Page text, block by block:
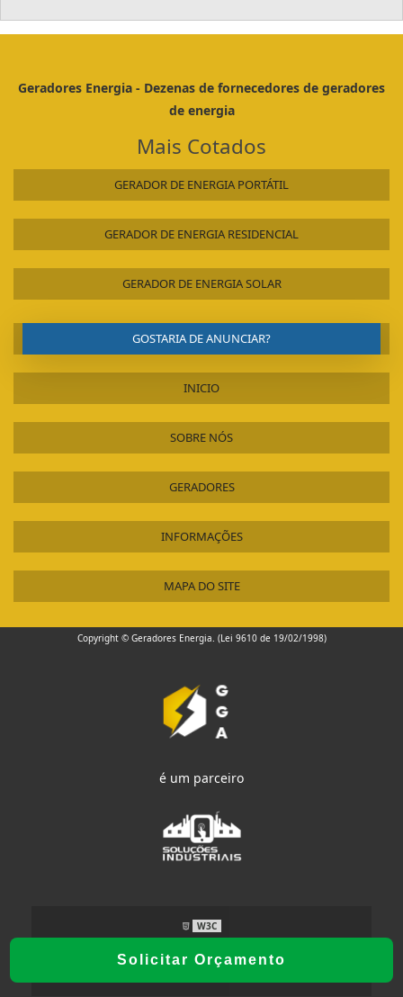
Solicitar Orçamento
Geradores Energia - Dezenas de fornecedores de geradores
de energia
Mais Cotados
GERADOR DE ENERGIA PORTÁTIL
GERADOR DE ENERGIA RESIDENCIAL
GERADOR DE ENERGIA SOLAR
GOSTARIA DE ANUNCIAR?
INICIO
SOBRE NÓS
GERADORES
INFORMAÇÕES
MAPA DO SITE
Copyright © Geradores Energia. (Lei 9610 de 19/02/1998)
é um parceiro
W3C